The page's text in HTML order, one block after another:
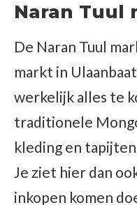
Naran Tuul
De Naran Tuul
markt in
werkelijk alles te
traditionele
kleding en
Je ziet hier dan
inkopen komen